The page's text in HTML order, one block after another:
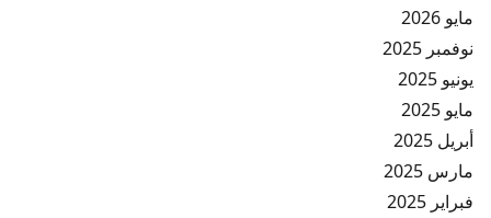
مايو 2026
نوفمبر 2025
يونيو 2025
مايو 2025
أبريل 2025
مارس 2025
فبراير 2025